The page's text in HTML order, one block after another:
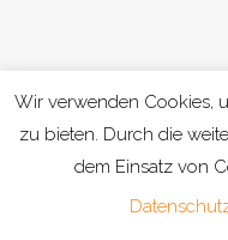
Kontakt|
Wir verwenden Cookies,
zu bieten. Durch die
dem Einsatz von